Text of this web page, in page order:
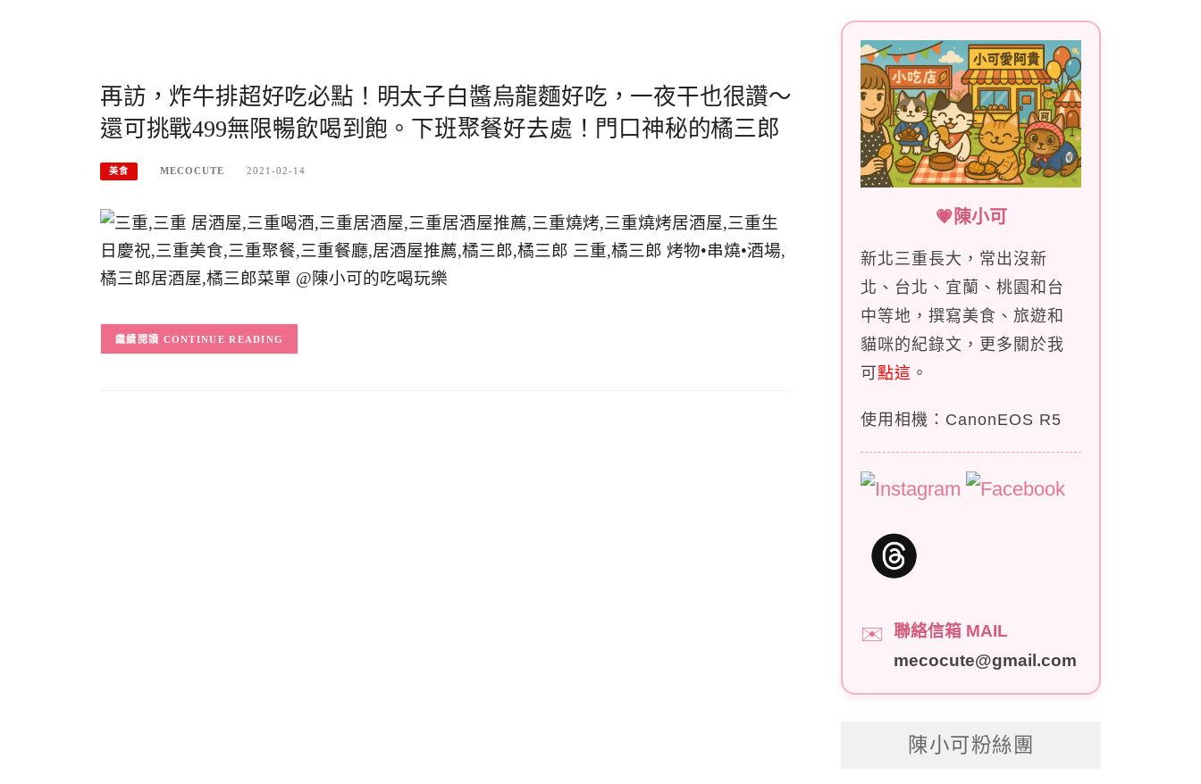
再訪，炸牛排超好吃必點！明太子白醬烏龍麵好吃，一夜干也很讚～
還可挑戰499無限暢飲喝到飽。下班聚餐好去處！門口神秘的橘三郎
美食 MECOCUTE 2021-02-14
CONTINUE READING
💗陳小可
新北三重長大，常出沒新
北、台北、宜蘭、桃園和台
中等地，撰寫美食、旅遊和
貓咪的紀錄文，更多關於我
可點這 。
使用相機：CanonEOS R5
✉️
聯絡信箱 MAIL
mecocute@gmail.com
陳小可粉絲團